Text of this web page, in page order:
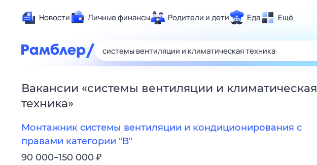
Новости Личные финансы Родители и дети Еда Ещё
Здоровье
Развлечения и отдых
Спорт
Авто
Вакансии «системы вентиляции и климатическая
техника»
Монтажник системы вентиляции и кондиционирования с
правами категории "В"
90 000–150 000 ₽